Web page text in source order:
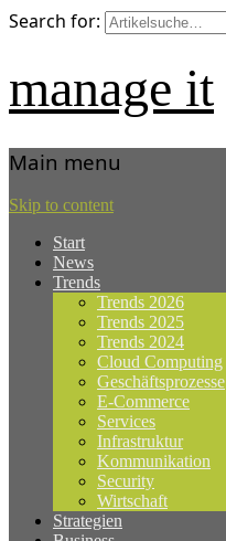
Search for:
manage it
Main menu
Skip to content
Start
News
Trends
Trends 2026
Trends 2025
Trends 2024
Cloud Computing
Geschäftsprozesse
E-Commerce
Services
Infrastruktur
Kommunikation
Security
Wirtschaft
Strategien